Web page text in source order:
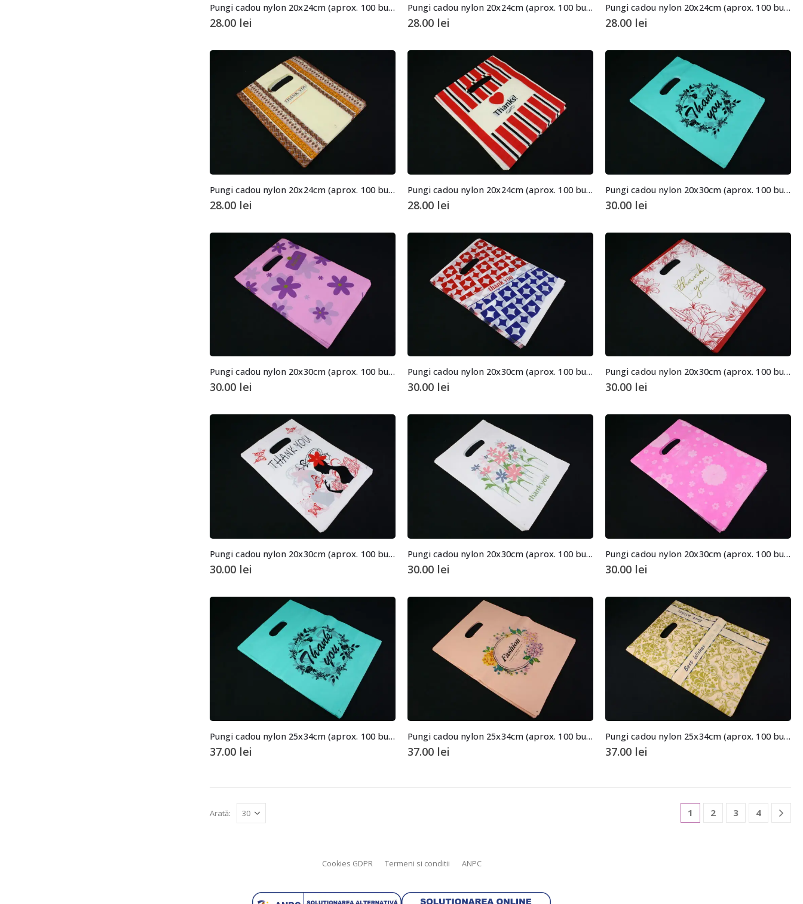
Pungi cadou nylon 20x24cm (aprox. 100 buc. +/- 2 buc.)
28.00 lei
Pungi cadou nylon 20x24cm (aprox. 100 buc. +/- 2 buc.)
28.00 lei
Pungi cadou nylon 20x24cm (aprox. 100 buc. +/- 2 buc.)
28.00 lei
Pungi cadou nylon 20x24cm (aprox. 100 buc. +/- 2 buc.)
28.00 lei
Pungi cadou nylon 20x24cm (aprox. 100 buc. +/- 2 buc.)
28.00 lei
Pungi cadou nylon 20x30cm (aprox. 100 buc. +/- 2 buc.)
30.00 lei
Pungi cadou nylon 20x30cm (aprox. 100 buc. +/- 2 buc.)
30.00 lei
Pungi cadou nylon 20x30cm (aprox. 100 buc. +/- 2 buc.)
30.00 lei
Pungi cadou nylon 20x30cm (aprox. 100 buc. +/- 2 buc.)
30.00 lei
Pungi cadou nylon 20x30cm (aprox. 100 buc. +/- 2 buc.)
30.00 lei
Pungi cadou nylon 20x30cm (aprox. 100 buc. +/- 2 buc.)
30.00 lei
Pungi cadou nylon 20x30cm (aprox. 100 buc. +/- 2 buc.)
30.00 lei
Pungi cadou nylon 25x34cm (aprox. 100 buc. +/- 2 buc.)
37.00 lei
Pungi cadou nylon 25x34cm (aprox. 100 buc. +/- 2 buc.)
37.00 lei
Pungi cadou nylon 25x34cm (aprox. 100 buc. +/- 2 buc.)
37.00 lei
Arată: 1 2 3 4
Cookies GDPR Termeni si conditii ANPC